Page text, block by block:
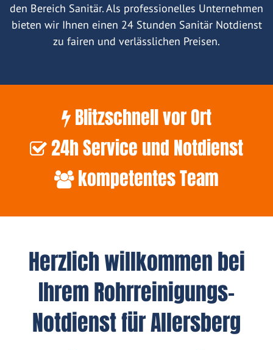
den Bereich Sanitär. Als professionelles Unternehmen
bieten wir Ihnen einen 24 Stunden Sanitär Notdienst
zu fairen und verlässlichen Preisen.
Blitzschnell vor Ort
24h Service und Notdienst
kompetentes Team
Herzlich willkommen bei
Ihrem Rohrreinigungs-
Notdienst für Allersberg